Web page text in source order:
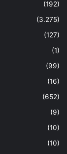
(192)
(3.275)
(127)
(1)
(99)
(16)
(652)
(9)
(10)
(10)